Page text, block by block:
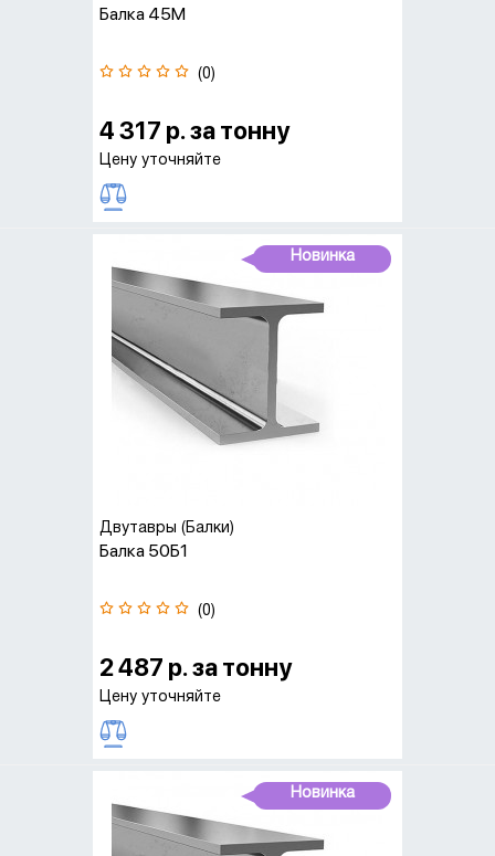
Балка 45М
(0)
4 317 р. за тонну
Цену уточняйте
Новинка
Двутавры (Балки)
Балка 50Б1
(0)
2 487 р. за тонну
Цену уточняйте
Новинка